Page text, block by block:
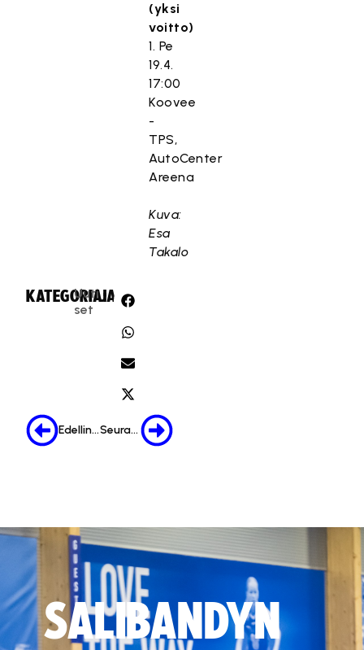
(yksi
voitto)
1. Pe
19.4.
17:00
Koovee
-
TPS,
AutoCenter
Areena
Kuva:
Esa
Takalo
KATEGORIA:
Uuti
set
JAA:
Edellinen Seuraava
SALIBANDYN